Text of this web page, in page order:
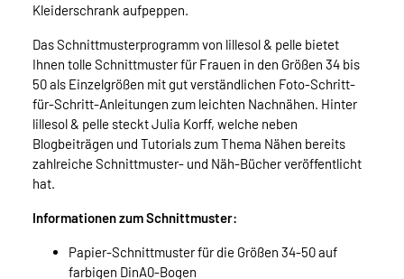
Kleiderschrank aufpeppen.
Das Schnittmusterprogramm von lillesol & pelle bietet
Ihnen tolle Schnittmuster für Frauen in den Größen 34 bis
50 als Einzelgrößen mit gut verständlichen Foto-Schritt-
für-Schritt-Anleitungen zum leichten Nachnähen. Hinter
lillesol & pelle steckt Julia Korff, welche neben
Blogbeiträgen und Tutorials zum Thema Nähen bereits
zahlreiche Schnittmuster- und Näh-Bücher veröffentlicht
hat.
Informationen zum Schnittmuster:
Papier-Schnittmuster für die Größen 34-50 auf
farbigen DinA0-Bogen